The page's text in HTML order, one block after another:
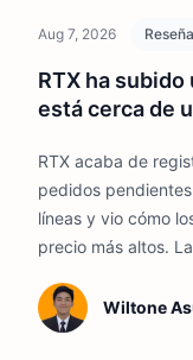
Aug 7, 2026
RTX ha
está cerca de
RTX acaba de
pedidos
líneas y vio cómo
precio más altos.
Wiltone